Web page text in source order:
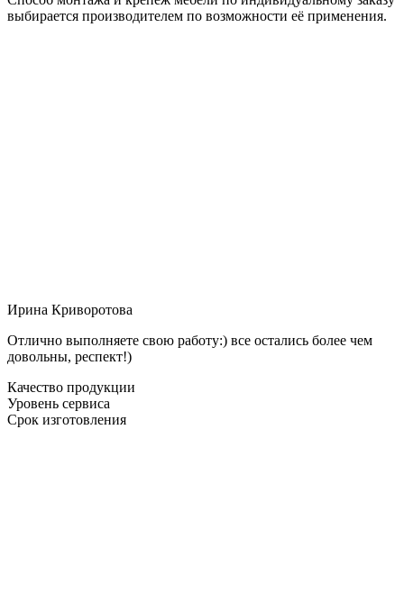
выбирается производителем по возможности её применения.
Ирина Криворотова
Отлично выполняете свою работу:) все остались более чем
довольны, респект!)
Качество продукции
Уровень сервиса
Срок изготовления